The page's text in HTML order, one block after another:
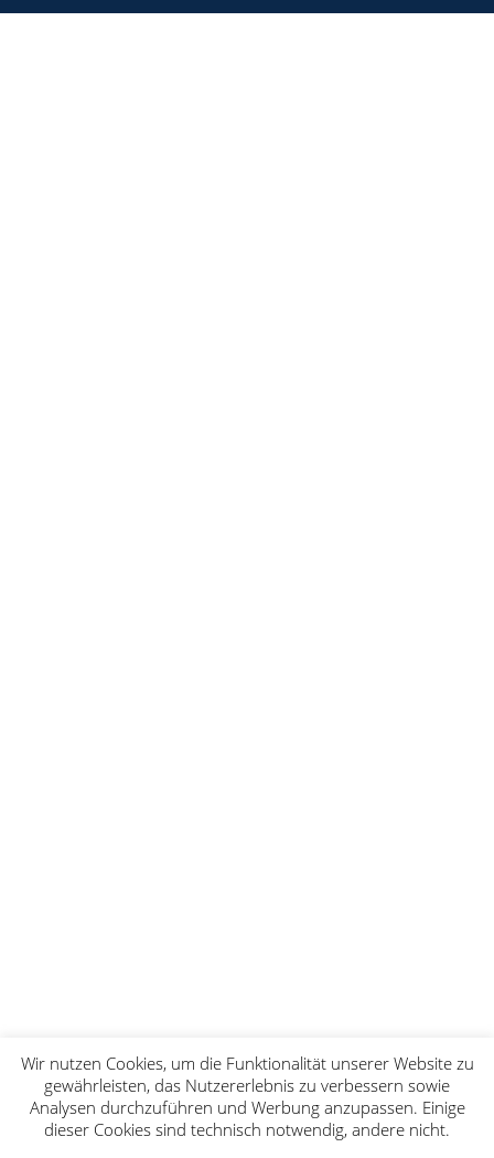
Wir nutzen Cookies, um die Funktionalität unserer Website zu
gewährleisten, das Nutzererlebnis zu verbessern sowie
Analysen durchzuführen und Werbung anzupassen. Einige
dieser Cookies sind technisch notwendig, andere nicht.